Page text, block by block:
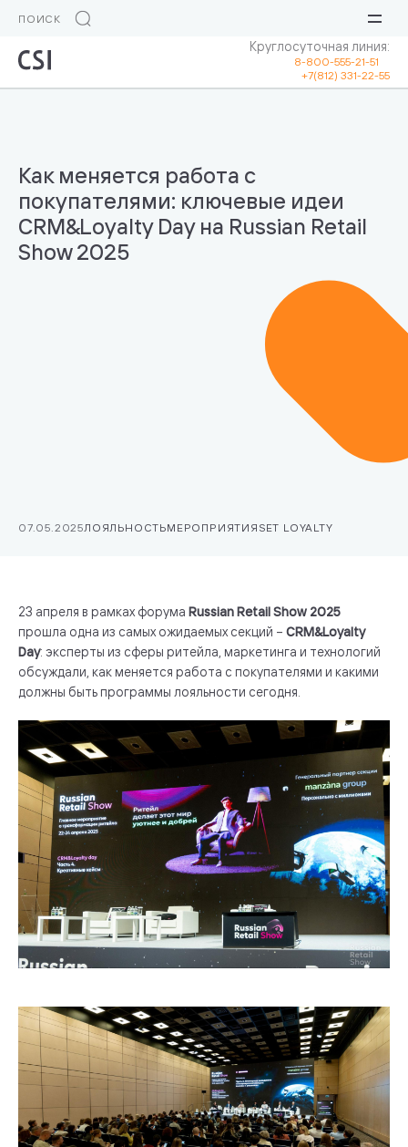
Круглосуточная линия:
8-800-555-21-51
+7(812) 331-22-55
Как меняется работа с
покупателями: ключевые идеи
CRM&Loyalty Day на Russian Retail
Show 2025
07.05.2025ЛОЯЛЬНОСТЬМЕРОПРИЯТИЯ SET LOYALTY
23 апреля в рамках форума Russian Retail Show 2025
прошла одна из самых ожидаемых секций – CRM&Loyalty
Day: эксперты из сферы ритейла, маркетинга и технологий
обсуждали, как меняется работа с покупателями и какими
должны быть программы лояльности сегодня.